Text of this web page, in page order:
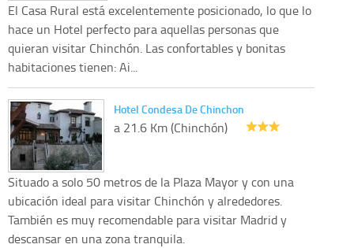
El Casa Rural está excelentemente posicionado, lo que lo
hace un Hotel perfecto para aquellas personas que
quieran visitar Chinchón. Las confortables y bonitas
habitaciones tienen: Ai...
Hotel Condesa De Chinchon
a 21.6 Km (Chinchón)
Situado a solo 50 metros de la Plaza Mayor y con una
ubicación ideal para visitar Chinchón y alrededores.
También es muy recomendable para visitar Madrid y
descansar en una zona tranquila.